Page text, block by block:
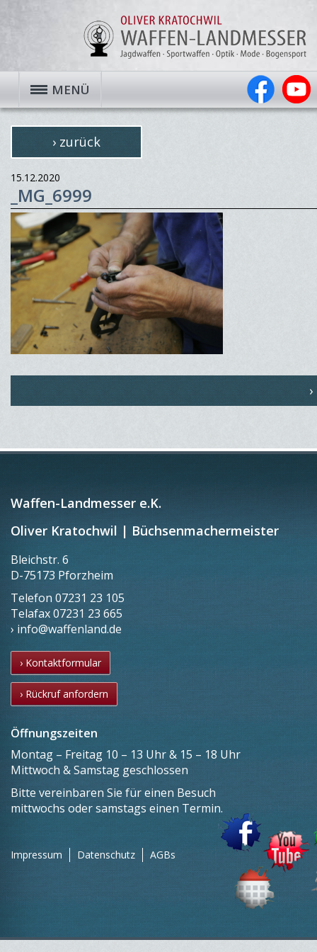
MENÜ
› zurück
15.12.2020
_MG_6999
Waffen-Landmesser e.K.
Oliver Kratochwil | Büchsenmachermeister
Bleichstr. 6
D-75173 Pforzheim
Telefon 07231 23 105
Telafax07231 23 665
› info@waffenland.de
› Kontaktformular
› Rückruf anfordern
Öffnungszeiten
Montag – Freitag 10 – 13 Uhr & 15 – 18 Uhr
Mittwoch & Samstag geschlossen
Bitte vereinbaren Sie für einen Besuch
mittwochs oder samstags einen Termin.
Impressum Datenschutz AGBs